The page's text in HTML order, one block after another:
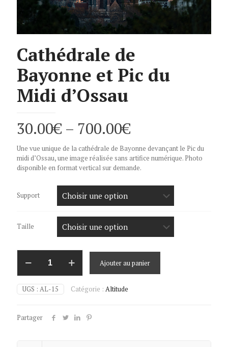
Cathédrale de
Bayonne et Pic du
Midi d’Ossau
30.00€ – 700.00€
Une vue unique de la cathédrale de Bayonne devançant le Pic du
midi d’Ossau, une image réalisée sans artifice numérique. Photo
disponible en format vertical sur demande.
Support
Taille
de
Bayonne
du
Ajouter au panier
UGS : AL-15 Catégorie : Altitude
Partager